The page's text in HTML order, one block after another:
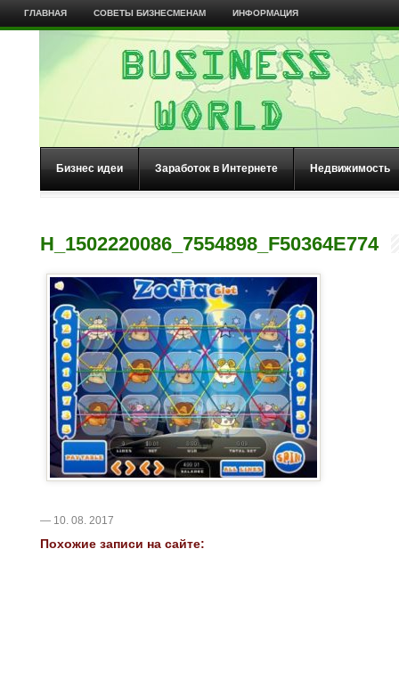
ГЛАВНАЯ СОВЕТЫ БИЗНЕСМЕНАМ ИНФОРМАЦИЯ
Бизнес идеи Заработок в Интернете Недвижимость
H_1502220086_7554898_F50364E774
— 10. 08. 2017
Похожие записи на сайте: